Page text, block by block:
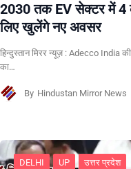
2030 तक EV सेक्टर में 4
लिए खुलेंगे नए अवसर
हिन्दुस्तान मिरर न्यूज़ : Adecco India की
का…
By Hindustan Mirror News
DELHI UP उत्तर प्रदेश